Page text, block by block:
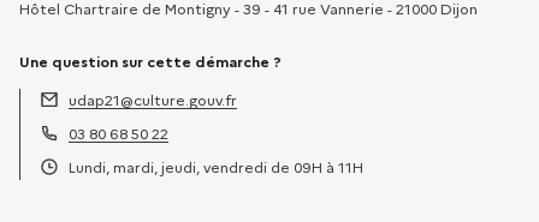
Hôtel Chartraire de Montigny - 39 - 41 rue Vannerie - 21000 Dijon
Une question sur cette démarche ?
Adresse électronique :
udap21@culture.gouv.fr
Téléphone :
03 80 68 50 22
Lundi, mardi, jeudi, vendredi de 09H à 11H